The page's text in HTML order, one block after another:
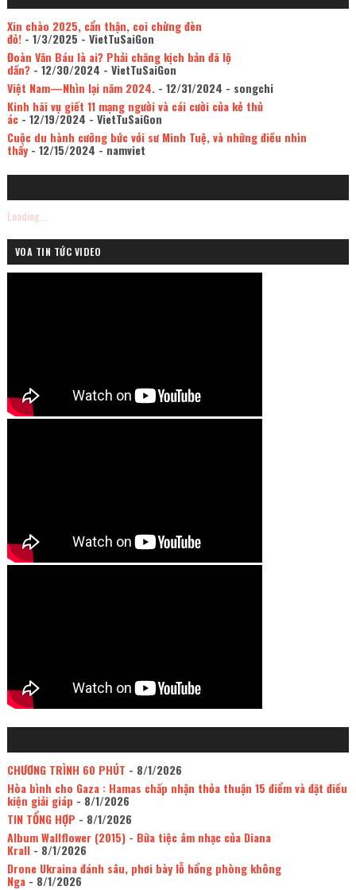
Xin chào 2025, cẩn thận, coi chừng đèn
đỏ!- 1/3/2025 - VietTuSaiGon
Đoàn Văn Báu là ai? Phải chăng kịch bản đã lộ
dần?- 12/30/2024 - VietTuSaiGon
Việt Nam—Nhìn lại năm 2024.- 12/31/2024 - songchi
Kinh hãi vụ giết 11 mạng người và cái cười của kẻ thủ
ác- 12/19/2024 - VietTuSaiGon
Cuộc du hành cưỡng bức với sư Minh Tuệ, và những điều nhìn
thấy- 12/15/2024 - namviet
Loading...
VOA TIN TỨC VIDEO
CHƯƠNG TRÌNH 60 PHÚT - 8/1/2026
Hòa bình cho Gaza : Hamas chấp nhận thỏa thuận 15 điểm và đặt điều
kiện giải giáp - 8/1/2026
TIN TỔNG HỢP - 8/1/2026
Album Wallflower (2015) - Bữa tiệc âm nhạc của Diana
Krall- 8/1/2026
Drone Ukraina đánh sâu, phơi bày lỗ hổng phòng không
Nga- 8/1/2026